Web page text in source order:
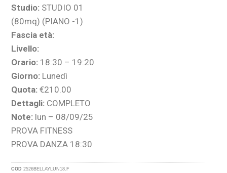
Studio: STUDIO 01
(80mq) (PIANO -1)
Fascia età:
Livello:
Orario: 18:30 – 19:20
Giorno: Lunedì
Quota: €210.00
Dettagli: COMPLETO
Note: lun – 08/09/25
PROVA FITNESS
PROVA DANZA 18:30
COD2526BELLAYLUN18.F